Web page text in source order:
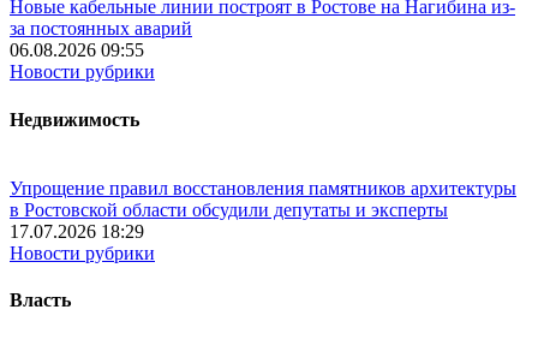
Новые кабельные линии построят в Ростове на Нагибина из-
за постоянных аварий
06.08.2026 09:55
Новости рубрики
Недвижимость
Упрощение правил восстановления памятников архитектуры
в Ростовской области обсудили депутаты и эксперты
17.07.2026 18:29
Новости рубрики
Власть